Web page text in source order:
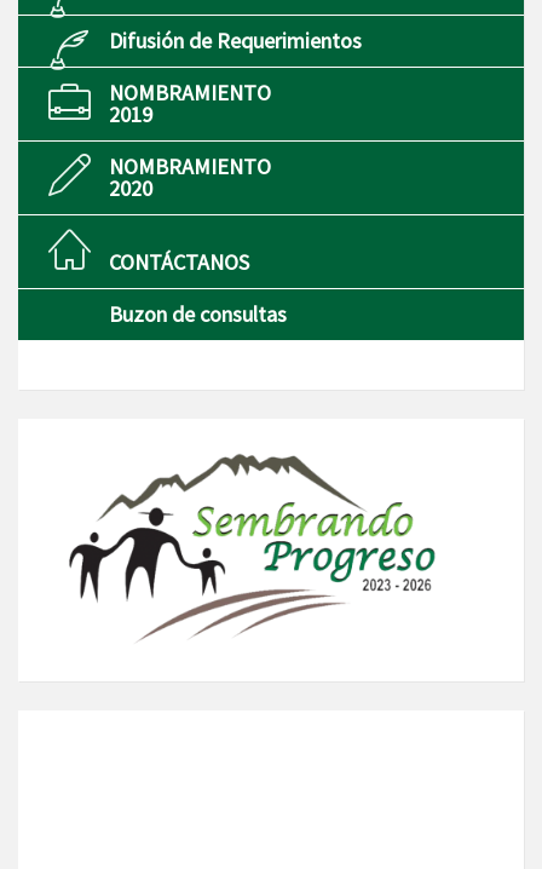
Difusión de Requerimientos
NOMBRAMIENTO
2019
NOMBRAMIENTO
2020
CONTÁCTANOS
Buzon de consultas